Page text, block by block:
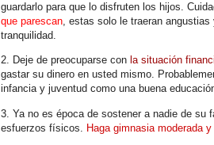
guardarlo para que lo disfruten los hijos.
que parescan, estas solo le traeran
tranquilidad.
2. Deje de preocuparse con la situación
gastar su dinero en usted mismo.
infancia y juventud como una buena
3. Ya no es época de sostener a nadie de su
esfuerzos físicos. Haga gimnasia moderada